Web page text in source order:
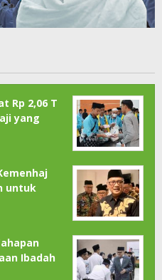
Rp 2,06 T
yang
untuk
Ibadah